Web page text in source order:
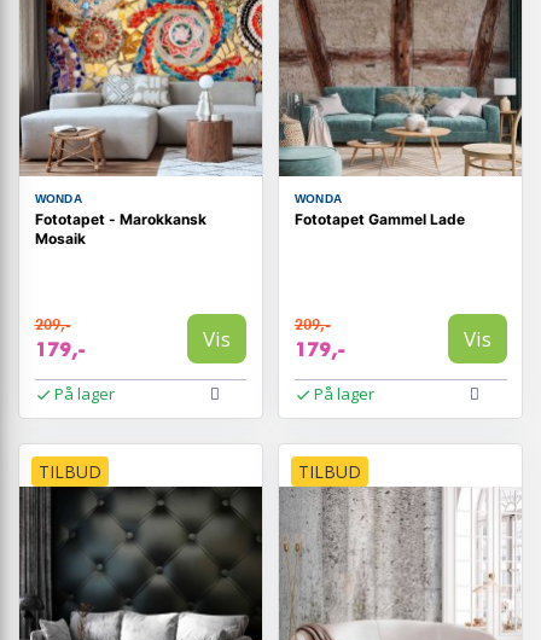
WONDA
Fototapet - Marokkansk
Mosaik
209,-
179,- Vis
På lager
WONDA
Fototapet Gammel Lade
209,-
179,- Vis
På lager
TILBUD TILBUD